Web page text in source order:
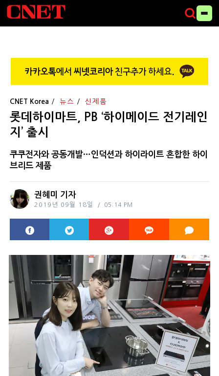
CNET Korea 뉴스 신제품
롯데하이마트, PB ‘하이메이드 전기레인
지’ 출시
쿠쿠전자와 공동개발…인덕션과 하이라이트 혼합한 하이
브리드 제품
권혜미 기자
2019년 09월 18일 05:14 PM